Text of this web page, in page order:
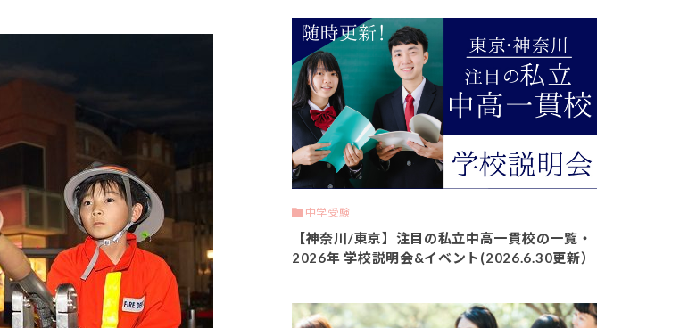
中学受験
【神奈川/東京】注目の私立中高一貫校の一覧・
2026年 学校説明会&イベント(2026.6.30更新）